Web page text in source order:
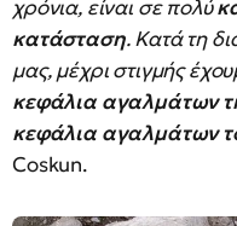
χρόνια, είναι σε πολύ
κατάσταση. Κατά τη
μας, μέχρι στιγμής
κεφάλια αγαλμάτων
κεφάλια αγαλμάτων
Coskun.